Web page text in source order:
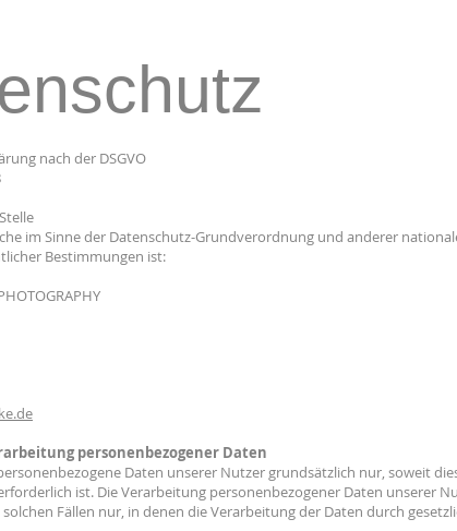
nach der DSGVO
im Sinne der Datenschutz-Grundverordnung und anderer
Bestimmungen ist:
personenbezogener Daten
Daten unserer Nutzer grundsätzlich nur, soweit
ist. Die Verarbeitung personenbezogener Daten unserer
Fällen nur, in denen die Verarbeitung der Daten durch